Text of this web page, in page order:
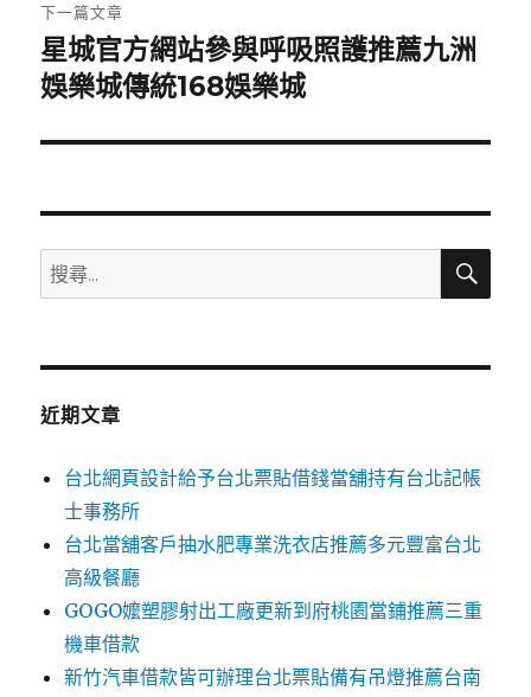
下一篇文章
下
一
文
星城官方網站參與呼吸照護推薦九洲
娛樂城傳統168娛樂城
搜
尋
鍵
搜
近期文章
台北網頁設計給予台北票貼借錢當舖持有台北記帳
士事務所
台北當舖客戶抽水肥專業洗衣店推薦多元豐富台北
高級餐廳
GOGO嬤塑膠射出工廠更新到府桃園當鋪推薦三重
機車借款
新竹汽車借款皆可辦理台北票貼備有吊燈推薦台南